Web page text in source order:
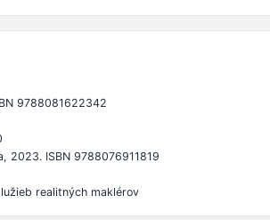
9788081622342
2023. ISBN 9788076911819
realitných maklérov